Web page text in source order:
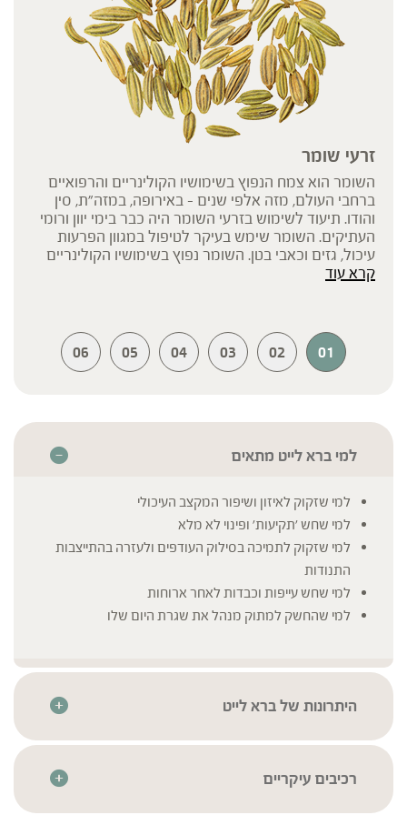
זרעי שומר
השומר הוא צמח הנפוץ בשימושיו הקולינריים והרפואיים
ברחבי העולם, מזה אלפי שנים – באירופה, במזה”ת, סין
והודו. תיעוד לשימוש בזרעי השומר היה כבר בימי יוון ורומי
העתיקים. השומר שימש בעיקר לטיפול במגוון הפרעות
עיכול, גזים וכאבי בטן. השומר נפוץ בשימושיו הקולינריים
והרפואיים ברחבי העולם – באירופה, במזרח התיכון, בסין
האיורוודה וכתבלין נפוץ במטבח המקומי.
קרא עוד
01
02
03
04
05
06
למי ברא לייט מתאים
למי שזקוק לאיזון ושיפור המקצב העיכולי
למי שחש 'תקיעות' ופינוי לא מלא
למי שזקוק לתמיכה בסילוק העודפים ולעזרה בהתייצבות
התנודות
למי שחש עייפות וכבדות לאחר ארוחות
למי שהחשק למתוק מנהל את שגרת היום שלו
היתרונות של ברא לייט
הצמח באופן טבעי ואיכותי
רכיבים עיקריים